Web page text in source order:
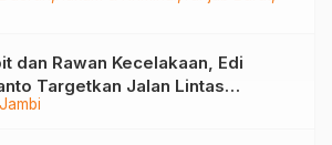
Jambi
dan Rawan Kecelakaan, Edi
Targetkan Jalan Lintas
Jambi Mulus di 2028